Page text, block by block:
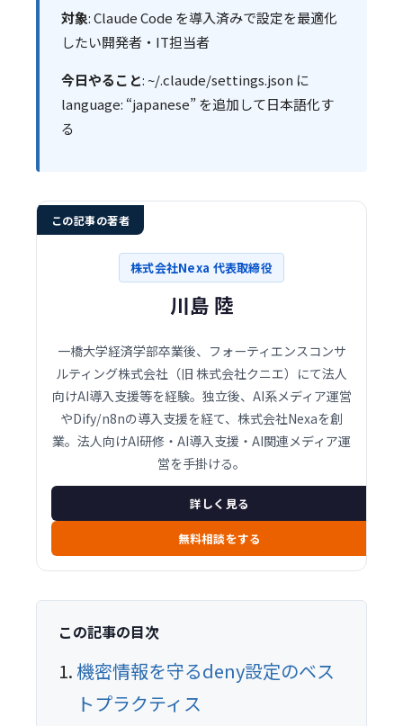
対象: Claude Code を導入済みで設定を最適化
したい開発者・IT担当者
今日やること: ~/.claude/settings.json に
language: “japanese” を追加して日本語化す
る
この記事の著者
株式会社Nexa 代表取締役
川島 陸
一橋大学経済学部卒業後、フォーティエンスコンサ
ルティング株式会社（旧 株式会社クニエ）にて法人
向けAI導入支援等を経験。独立後、AI系メディア運営
やDify/n8nの導入支援を経て、株式会社Nexaを創
業。法人向けAI研修・AI導入支援・AI関連メディア運
営を手掛ける。
詳しく見る
無料相談をする
この記事の目次
機密情報を守るdeny設定のベス
トプラクティス